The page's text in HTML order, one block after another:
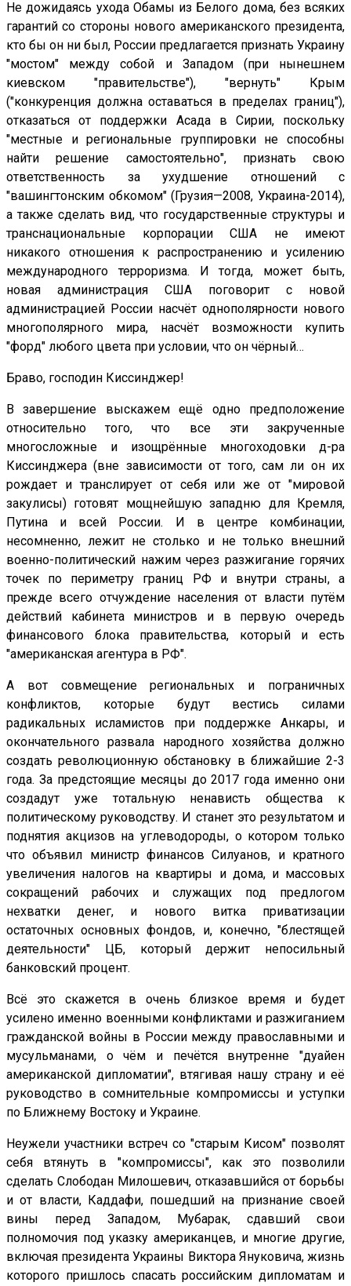
Не дожидаясь ухода Обамы из Белого дома, без всяких
гарантий со стороны нового американского президента,
кто бы он ни был, России предлагается признать Украину
"мостом" между собой и Западом (при нынешнем
киевском "правительстве"), "вернуть" Крым
("конкуренция должна оставаться в пределах границ"),
отказаться от поддержки Асада в Сирии, поскольку
"местные и региональные группировки не способны
найти решение самостоятельно", признать свою
ответственность за ухудшение отношений с
"вашингтонским обкомом" (Грузия—2008, Украина-2014),
а также сделать вид, что государственные структуры и
транснациональные корпорации США не имеют
никакого отношения к распространению и усилению
международного терроризма. И тогда, может быть,
новая администрация США поговорит с новой
администрацией России насчёт однополярности нового
многополярного мира, насчёт возможности купить
"форд" любого цвета при условии, что он чёрный…
Браво, господин Киссинджер!
В завершение выскажем ещё одно предположение
относительно того, что все эти закрученные
многосложные и изощрённые многоходовки д-ра
Киссинджера (вне зависимости от того, сам ли он их
рождает и транслирует от себя или же от "мировой
закулисы) готовят мощнейшую западню для Кремля,
Путина и всей России. И в центре комбинации,
несомненно, лежит не столько и не только внешний
военно-политический нажим через разжигание горячих
точек по периметру границ РФ и внутри страны, а
прежде всего отчуждение населения от власти путём
действий кабинета министров и в первую очередь
финансового блока правительства, который и есть
"американская агентура в РФ".
А вот совмещение региональных и пограничных
конфликтов, которые будут вестись силами
радикальных исламистов при поддержке Анкары, и
окончательного развала народного хозяйства должно
создать революционную обстановку в ближайшие 2-3
года. За предстоящие месяцы до 2017 года именно они
создадут уже тотальную ненависть общества к
политическому руководству. И станет это результатом и
поднятия акцизов на углеводороды, о котором только
что объявил министр финансов Силуанов, и кратного
увеличения налогов на квартиры и дома, и массовых
сокращений рабочих и служащих под предлогом
нехватки денег, и нового витка приватизации
остаточных основных фондов, и, конечно, "блестящей
деятельности" ЦБ, который держит непосильный
банковский процент.
Всё это скажется в очень близкое время и будет
усилено именно военными конфликтами и разжиганием
гражданской войны в России между православными и
мусульманами, о чём и печётся внутренне "дуайен
американской дипломатии", втягивая нашу страну и её
руководство в сомнительные компромиссы и уступки
по Ближнему Востоку и Украине.
Неужели участники встреч со "старым Кисом" позволят
себя втянуть в "компромиссы", как это позволили
сделать Слободан Милошевич, отказавшийся от борьбы
и от власти, Каддафи, пошедший на признание своей
вины перед Западом, Мубарак, сдавший свои
полномочия под указку американцев, и многие другие,
включая президента Украины Виктора Януковича, жизнь
которого пришлось спасать российским дипломатам и